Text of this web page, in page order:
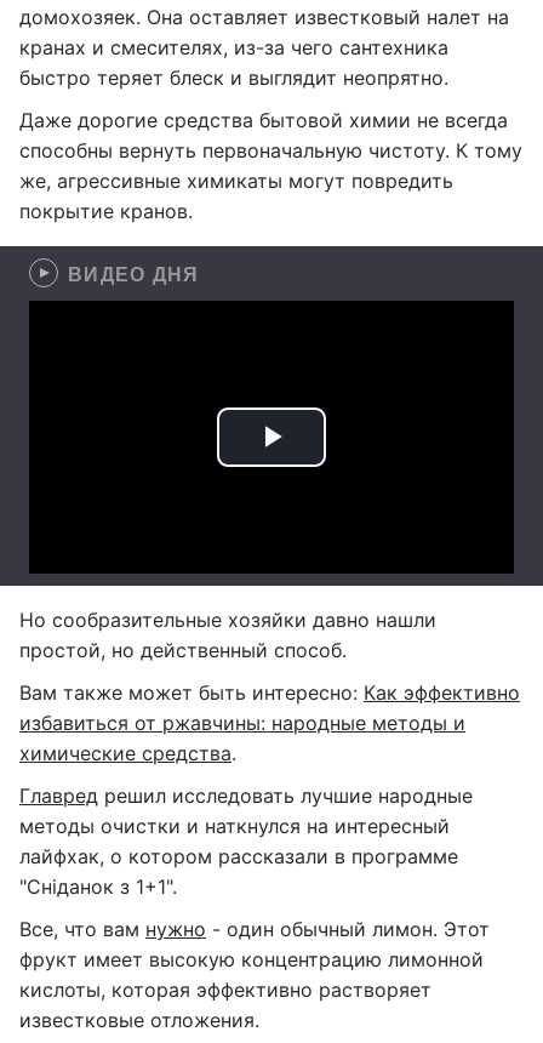
домохозяек. Она оставляет известковый налет на
кранах и смесителях, из-за чего сантехника
быстро теряет блеск и выглядит неопрятно.
Даже дорогие средства бытовой химии не всегда
способны вернуть первоначальную чистоту. К тому
же, агрессивные химикаты могут повредить
покрытие кранов.
ВИДЕО ДНЯ
Но сообразительные хозяйки давно нашли
простой, но действенный способ.
Вам также может быть интересно: Как эффективно
избавиться от ржавчины: народные методы и
химические средства.
Главред решил исследовать лучшие народные
методы очистки и наткнулся на интересный
лайфхак, о котором рассказали в программе
"Сніданок з 1+1".
Все, что вам нужно - один обычный лимон. Этот
фрукт имеет высокую концентрацию лимонной
кислоты, которая эффективно растворяет
известковые отложения.